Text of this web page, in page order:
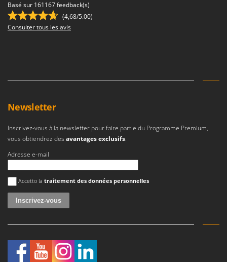
Basé sur 161167 feedback(s)
(4,68/5.00)
Consulter tous les avis
Newsletter
Inscrivez-vous à la newsletter pour faire partie du Programme Premium,
vous obtiendrez des avantages exclusifs.
Adresse e-mail
Une erreur est survenue
Accetto la traitement des données personnelles